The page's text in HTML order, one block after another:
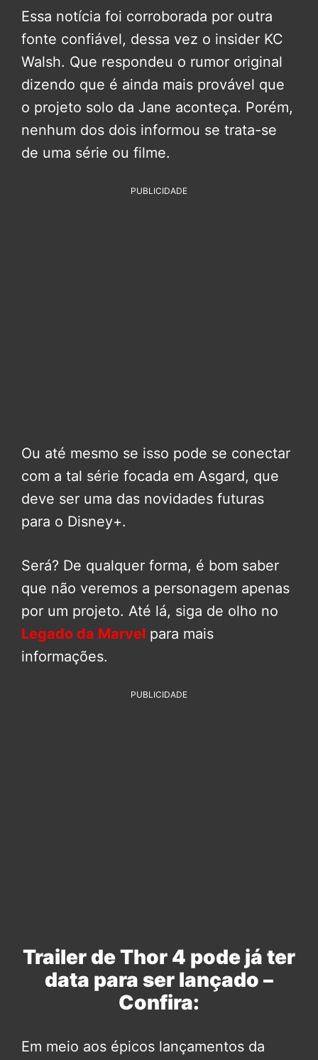
Essa notícia foi corroborada por outra
fonte confiável, dessa vez o insider KC
Walsh. Que respondeu o rumor original
dizendo que é ainda mais provável que
o projeto solo da Jane aconteça. Porém,
nenhum dos dois informou se trata-se
de uma série ou filme.
PUBLICIDADE
Ou até mesmo se isso pode se conectar
com a tal série focada em Asgard, que
deve ser uma das novidades futuras
para o Disney+.
Será? De qualquer forma, é bom saber
que não veremos a personagem apenas
por um projeto. Até lá, siga de olho no
Legado da Marvel para mais
informações.
PUBLICIDADE
Trailer de Thor 4 pode já ter
data para ser lançado –
Confira:
Em meio aos épicos lançamentos da